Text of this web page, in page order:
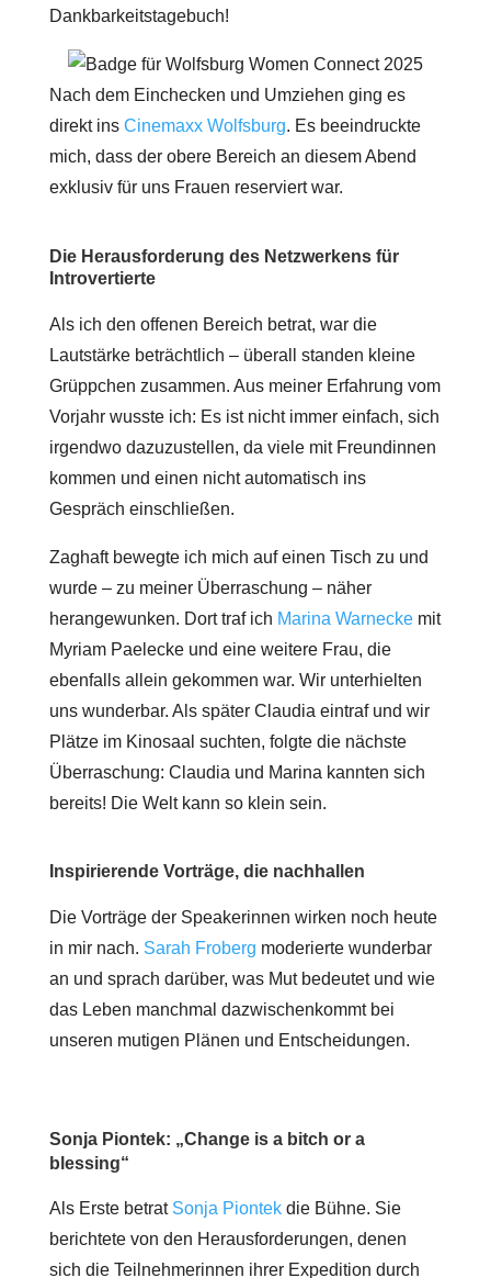
Dankbarkeitstagebuch!
Nach dem Einchecken und Umziehen ging es
direkt ins Cinemaxx Wolfsburg. Es beeindruckte
mich, dass der obere Bereich an diesem Abend
exklusiv für uns Frauen reserviert war.
Die Herausforderung des Netzwerkens für
Introvertierte
Als ich den offenen Bereich betrat, war die
Lautstärke beträchtlich – überall standen kleine
Grüppchen zusammen. Aus meiner Erfahrung vom
Vorjahr wusste ich: Es ist nicht immer einfach, sich
irgendwo dazuzustellen, da viele mit Freundinnen
kommen und einen nicht automatisch ins
Gespräch einschließen.
Zaghaft bewegte ich mich auf einen Tisch zu und
wurde – zu meiner Überraschung – näher
herangewunken. Dort traf ich Marina Warneckemit
Myriam Paelecke und eine weitere Frau, die
ebenfalls allein gekommen war. Wir unterhielten
uns wunderbar. Als später Claudia eintraf und wir
Plätze im Kinosaal suchten, folgte die nächste
Überraschung: Claudia und Marina kannten sich
bereits! Die Welt kann so klein sein.
Inspirierende Vorträge, die nachhallen
Die Vorträge der Speakerinnen wirken noch heute
in mir nach. Sarah Froberg moderierte wunderbar
an und sprach darüber, was Mut bedeutet und wie
das Leben manchmal dazwischenkommt bei
unseren mutigen Plänen und Entscheidungen.
Sonja Piontek: „Change is a bitch or a
blessing“
Als Erste betrat Sonja Piontekdie Bühne. Sie
berichtete von den Herausforderungen, denen
sich die Teilnehmerinnen ihrer Expedition durch